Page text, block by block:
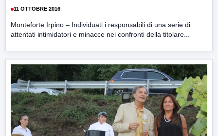
11 OTTOBRE 2016
Monteforte Irpino – Individuati i responsabili di una serie di
attentati intimidatori e minacce nei confronti della titolare...